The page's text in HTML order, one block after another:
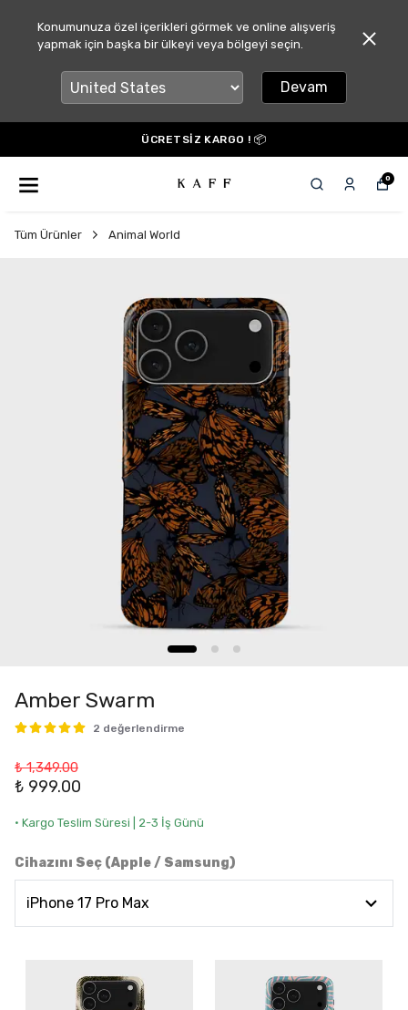
Konumunuza özel içerikleri görmek ve online alışveriş
yapmak için başka bir ülkeyi veya bölgeyi seçin.
Devam
ÜCRETSİZ KARGO ! 📦
0
Tüm Ürünler Animal World
Amber Swarm
2 değerlendirme
₺ 1,349.00
₺ 999.00
• Kargo Teslim Süresi | 2-3 İş Günü
Cihazını Seç (Apple / Samsung)